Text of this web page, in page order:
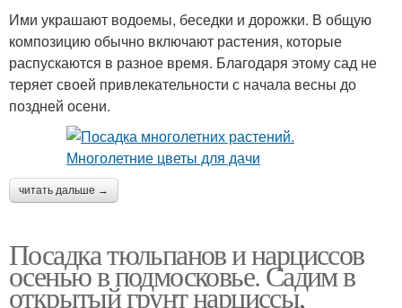
Ими украшают водоемы, беседки и дорожки. В общую
композицию обычно включают растения, которые
распускаются в разное время. Благодаря этому сад не
теряет своей привлекательности с начала весны до
поздней осени.
читать дальше →
Посадка тюльпанов и нарциссов
осенью в подмосковье. Садим в
открытый грунт нарциссы,